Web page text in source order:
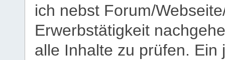
ich nebst Forum/
Erwerbstätigkeit
alle Inhalte zu prüfen.